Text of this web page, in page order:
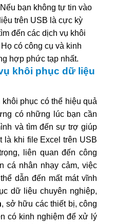
Nếu bạn không tự tin vào
trên USB là cực kỳ
đến các dịch vụ khôi
có công cụ và kinh
hợp phức tạp nhất.
khôi phục dữ liệu
phục có thể hiệu quả
có những lúc bạn cần
và tìm đến sự trợ giúp
là khi file Excel trên USB
liên quan đến công
cá nhân nhạy cảm, việc
dẫn đến mất mát vĩnh
dữ liệu chuyên nghiệp,
, sở hữu các thiết bị, công
có kinh nghiệm để xử lý